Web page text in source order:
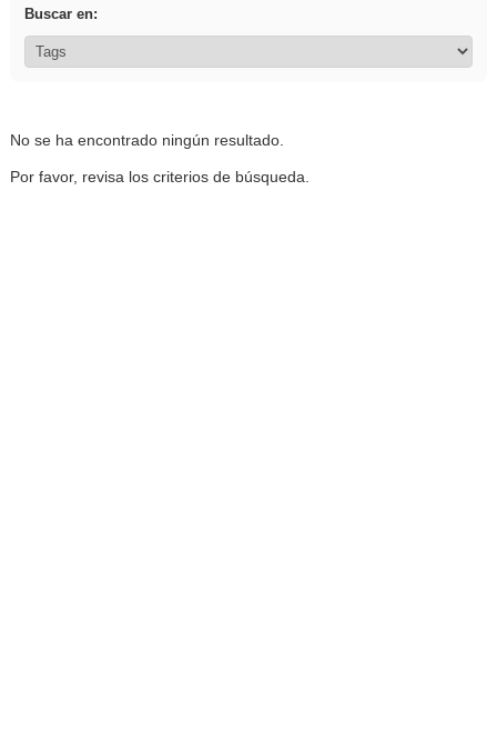
Buscar en:
No se ha encontrado ningún resultado.
Por favor, revisa los criterios de búsqueda.